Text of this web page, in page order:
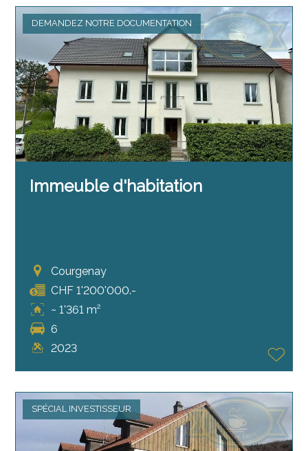
DEMANDEZ NOTRE DOCUMENTATION
Immeuble d'habitation
Courgenay
CHF 1'200'000.-
~ 1'361 m²
6
2023
SPÉCIAL INVESTISSEUR